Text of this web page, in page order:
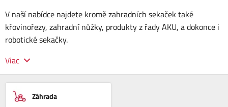
V naší nabídce najdete kromě zahradních sekaček také
křovinořezy, zahradní nůžky, produkty z řady AKU, a dokonce i
robotické sekačky.
Viac
Záhrada